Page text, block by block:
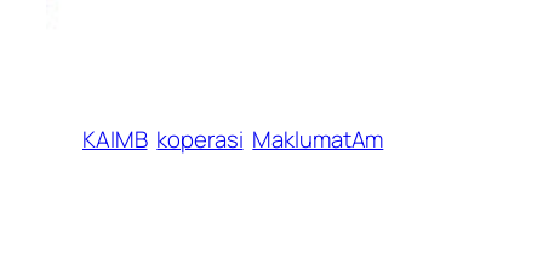
KAIMB koperasi MaklumatAm